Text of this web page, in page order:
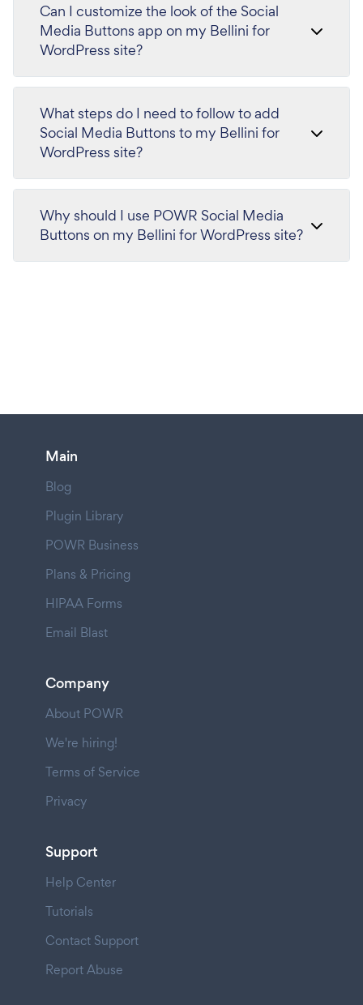
Can I customize the look of the Social
Media Buttons app on my Bellini for
WordPress site?
What steps do I need to follow to add
Social Media Buttons to my Bellini for
WordPress site?
Why should I use POWR Social Media
Buttons on my Bellini for WordPress site?
Main
Blog
Plugin Library
POWR Business
Plans & Pricing
HIPAA Forms
Email Blast
Company
About POWR
We're hiring!
Terms of Service
Privacy
Support
Help Center
Tutorials
Contact Support
Report Abuse